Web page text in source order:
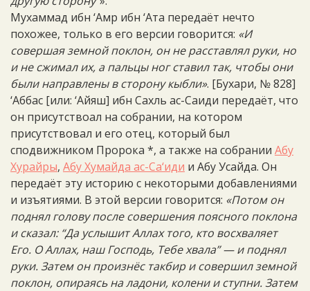
Мухаммад ибн ‘Амр ибн ‘Ата передаёт нечто
похожее, только в его версии говорится: «И
совершая земной поклон, он не расставлял руки, но
и не сжимал их, а пальцы ног ставил так, чтобы они
были направлены в сторону кыбли». [Бухари, № 828]
‘Аббас [или: ‘Айяш] ибн Сахль ас-Саиди передаёт, что
он присутствоал на собрании, на котором
присутствовал и его отец, который был
сподвижником Пророка *, а также на собрании Абу
Хурайры, Абу Хумайда ас-Са‘иди и Абу Усайда. Он
передаёт эту историю с некоторыми добавлениями
и изъятиями. В этой версии говорится: «Потом он
поднял голову после совершения поясного поклона
и сказал: “Да услышит Аллах того, кто восхваляет
Его. О Аллах, наш Господь, Тебе хвала” — и поднял
руки. Затем он произнёс такбир и совершил земной
поклон, опираясь на ладони, колени и ступни. Затем